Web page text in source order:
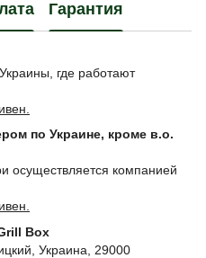
Гарантия
где работают
по Украине, кроме в.о.
осуществляется компанией
Box
Украина, 29000